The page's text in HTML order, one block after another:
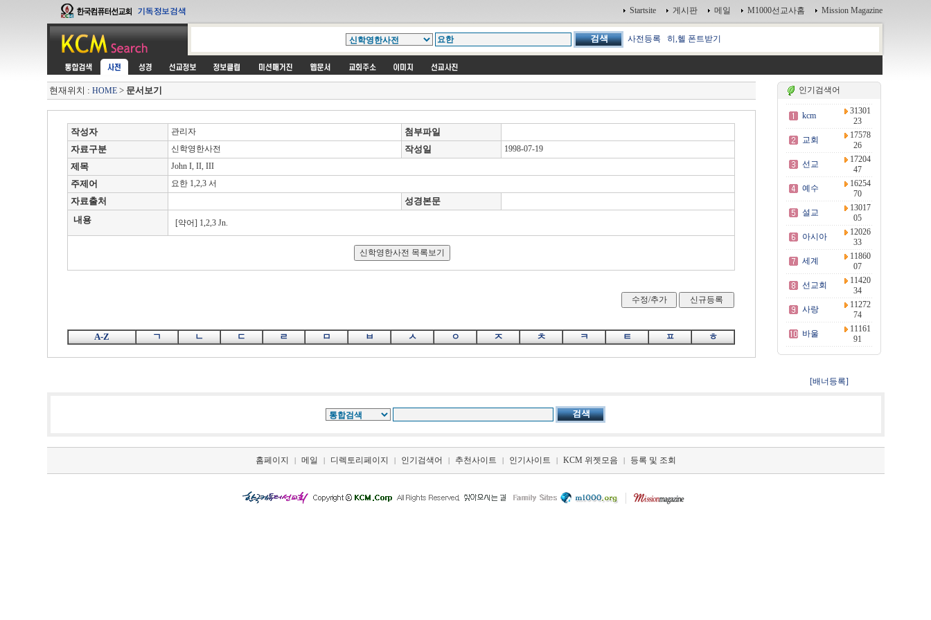
Startsite 게시판 메일 M1000선교사홈 Mission Magazine
사전등록 히,헬 폰트받기
현재위치 : HOME> 문서보기
작성자 관리자
첨부파일
자료구분
신학영한사전 작성일 1998-07-19
제목 John I, II, III
주제어 요한 1,2,3 서
자료출처
성경본문
내용
[약어] 1,2,3 Jn.
A-Z ㄱ ㄴ ㄷ ㄹ ㅁ ㅂ ㅅ ㅇ ㅈ ㅊ ㅋ ㅌ ㅍ ㅎ
인기검색어
kcm
31301
23
교회
17578
26
선교
17204
47
예수
16254
70
설교
13017
05
아시아
12026
33
세계
11860
07
선교회
11420
34
사랑
11272
74
바울
11161
91
[배너등록]
홈페이지 | 메일 | 디렉토리페이지 | 인기검색어 | 추천사이트 | 인기사이트 | KCM 위젯모음 | 등록 및 조회